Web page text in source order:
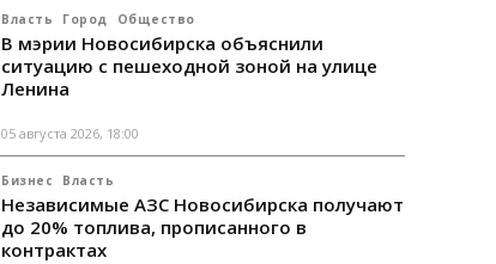
Власть Город Общество
В мэрии Новосибирска объяснили
ситуацию с пешеходной зоной на улице
Ленина
05 августа 2026, 18:00
Бизнес Власть
Независимые АЗС Новосибирска получают
до 20% топлива, прописанного в
контрактах